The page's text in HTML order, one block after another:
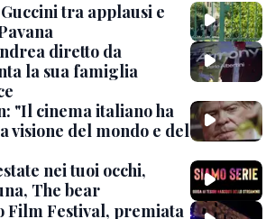
tra applausi e
diretto da
la sua famiglia
"Il cinema italiano ha
visione del mondo e del
nei tuoi occhi,
The bear
Film Festival, premiata